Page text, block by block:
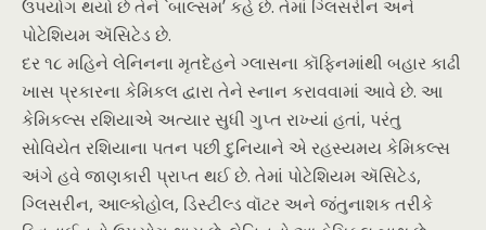
ઉપયોગ થયો છે તેને `બાલ્સમ’ કહે છે. તેમાં ગ્લિસરીન અને
પોટેશિયમ ઍસિટેડ છે.
દર ૧૮ મહિને લેનિનના મૃતદેહને ગ્લાસના કૉફિનમાંથી બહાર કાઢી
ખાસ પ્રકારના કેમિકલ દ્વારા તેને સ્નાન કરાવવામાં આવે છે. આ
કેમિકલ્સ રશિયાએ અત્યાર સુધી ગુપ્ત રાખ્યાં હતાં, પરંતુ
સોવિયેત રશિયાના પતન પછી દુનિયાને એ રહસ્યમય કેમિકલ્સ
અંગે હવે જાણકારી પ્રાપ્ત થઈ છે. તેમાં પોટેશિયમ ઍસિટેડ,
ગ્લિસરીન, આલ્કોહોલ, ડિસ્ટીલ્ડ વૉટર અને જંતુનાશક તરીકે